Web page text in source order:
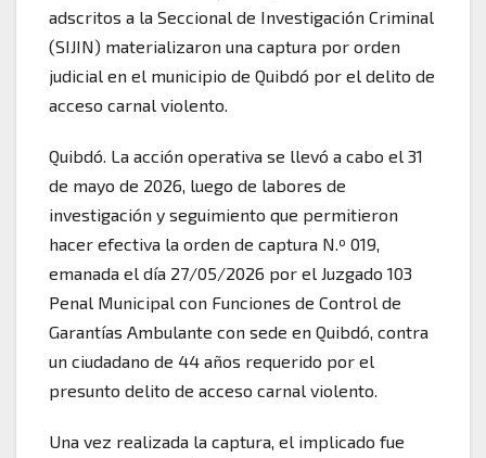
adscritos a la Seccional de Investigación Criminal
(SIJIN) materializaron una captura por orden
judicial en el municipio de Quibdó por el delito de
acceso carnal violento.
Quibdó. La acción operativa se llevó a cabo el 31
de mayo de 2026, luego de labores de
investigación y seguimiento que permitieron
hacer efectiva la orden de captura N.º 019,
emanada el día 27/05/2026 por el Juzgado 103
Penal Municipal con Funciones de Control de
Garantías Ambulante con sede en Quibdó, contra
un ciudadano de 44 años requerido por el
presunto delito de acceso carnal violento.
Una vez realizada la captura, el implicado fue